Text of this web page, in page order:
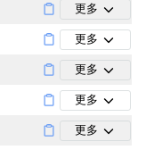
更多
更多
更多
更多
更多